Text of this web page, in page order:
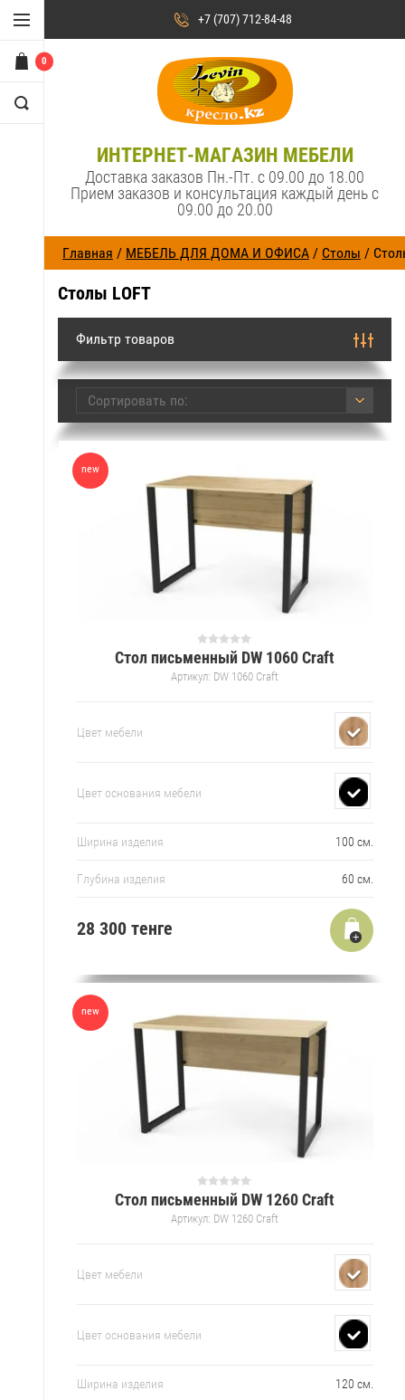
0
+7 (707) 712-84-48
ИНТЕРНЕТ-МАГАЗИН МЕБЕЛИ
Доставка заказов Пн.-Пт. с 09.00 до 18.00
Прием заказов и консультация каждый день с
09.00 до 20.00
Главная / МЕБЕЛЬ ДЛЯ ДОМА И ОФИСА / Столы /
Столы LOFT
Фильтр товаров
Сортировать по:
Стол письменный DW 1060 Craft
Артикул: DW 1060 Craft
Цвет мебели
Цвет основания мебели
Ширина изделия 100 см.
Глубина изделия 60 см.
new
28 300тенге
Стол письменный DW 1260 Craft
Артикул: DW 1260 Craft
Цвет мебели
Цвет основания мебели
Ширина изделия 120 см.
new